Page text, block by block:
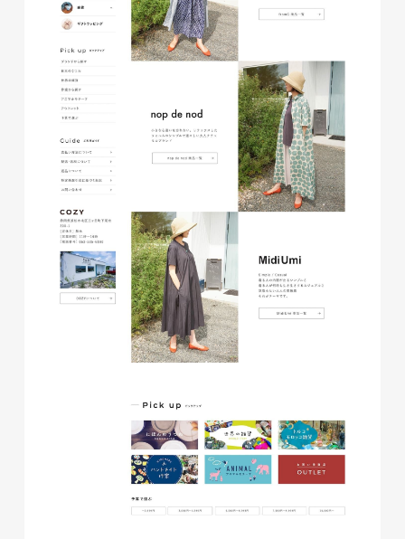
印刷物
#カタログ
磐田商工会議所様 磐田市商店
会連盟チラシ
#公共・行政・団体